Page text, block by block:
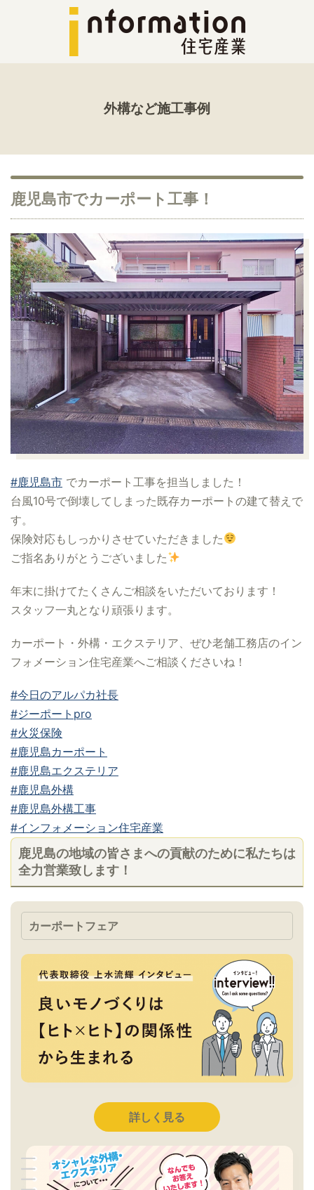
外構など施工事例
鹿児島市でカーポート工事！
#鹿児島市 でカーポート工事を担当しました！
台風10号で倒壊してしまった既存カーポートの建て替えで
す。
保険対応もしっかりさせていただきました
ご指名ありがとうございました
年末に掛けてたくさんご相談をいただいております！
スタッフ一丸となり頑張ります。
カーポート・外構・エクステリア、ぜひ老舗工務店のイン
フォメーション住宅産業へご相談くださいね！
#今日のアルパカ社長
#ジーポートpro
#火災保険
#鹿児島カーポート
#鹿児島エクステリア
#鹿児島外構
#鹿児島外構工事
#インフォメーション住宅産業
鹿児島の地域の皆さまへの貢献のために私たちは
全力営業致します！
カーポートフェア
詳しく見る